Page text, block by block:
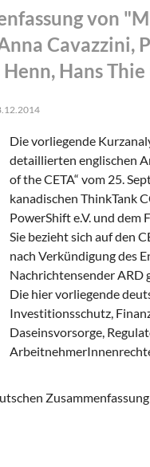
von
Cavazzini,
Hans
Die vorliegende
detaillierten englischen
of the CETA“ vom 25.
kanadischen ThinkTank
PowerShift e.V. und
Sie bezieht sich auf den
nach Verkündigung des
Nachrichtensender ARD
Die hier vorliegende
Investitionsschutz,
Daseinsvorsorge,